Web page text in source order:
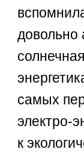
довольно
самых
электро-
к